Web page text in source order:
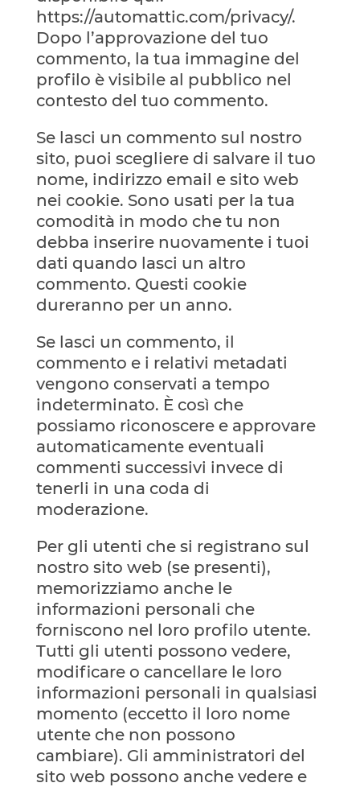
https://automattic.com/privacy/.
Dopo l’approvazione del tuo
commento, la tua immagine del
profilo è visibile al pubblico nel
contesto del tuo commento.
Se lasci un commento sul nostro
sito, puoi scegliere di salvare il tuo
nome, indirizzo email e sito web
nei cookie. Sono usati per la tua
comodità in modo che tu non
debba inserire nuovamente i tuoi
dati quando lasci un altro
commento. Questi cookie
dureranno per un anno.
Se lasci un commento, il
commento e i relativi metadati
vengono conservati a tempo
indeterminato. È così che
possiamo riconoscere e approvare
automaticamente eventuali
commenti successivi invece di
tenerli in una coda di
moderazione.
Per gli utenti che si registrano sul
nostro sito web (se presenti),
memorizziamo anche le
informazioni personali che
forniscono nel loro profilo utente.
Tutti gli utenti possono vedere,
modificare o cancellare le loro
informazioni personali in qualsiasi
momento (eccetto il loro nome
utente che non possono
cambiare). Gli amministratori del
sito web possono anche vedere e